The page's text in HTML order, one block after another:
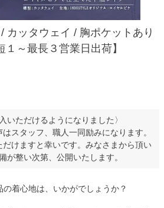
カッタウェイ / 胸ポケットあり
～最長３営業日出荷】
いただけるようになりました〉
スタッフ、職人一同励みになります。
けますと幸いです。みなさまから頂い
が整い次第、公開いたします。
着心地は、いかがでしょうか？